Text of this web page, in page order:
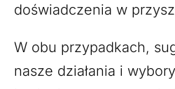
doświadczenia w
W obu przypadkach,
nasze działania i